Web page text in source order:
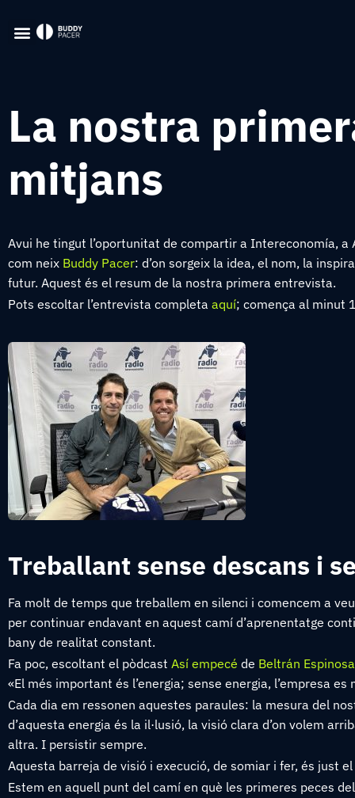
La nostra
mitjans
Avui he tingut l’oportunitat de compartir a Intereconomía, a
com neix Buddy Pacer: d’on sorgeix la idea, el nom, la
futur. Aquest és el resum de la nostra primera entrevista.
Pots escoltar l’entrevista completa aquí; comença al minut
Treballant sense descans i
Fa molt de temps que treballem en silenci i comencem a
per continuar endavant en aquest camí d’aprenentatge
bany de realitat constant.
Fa poc, escoltant el pòdcast Así empecé de Beltrán
«El més important és l’energia; sense energia, l’empresa es
Cada dia em ressonen aquestes paraules: la mesura del
d’aquesta energia és la il·lusió, la visió clara d’on volem
altra. I persistir sempre.
Aquesta barreja de visió i execució, de somiar i fer, és just
Estem en aquell punt del camí en què les primeres peces